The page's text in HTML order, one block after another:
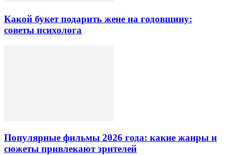
Какой букет подарить жене на годовщину:
советы психолога
Популярные фильмы 2026 года: какие жанры и
сюжеты привлекают зрителей